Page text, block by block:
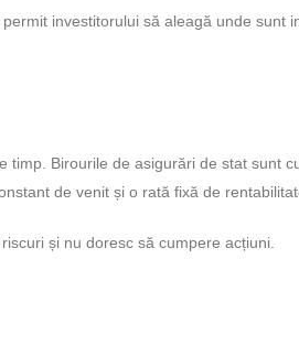
investitorului să aleagă unde sunt
timp. Birourile de asigurări de stat sunt
de venit și o rată fixă ​​de
și nu doresc să cumpere acțiuni.